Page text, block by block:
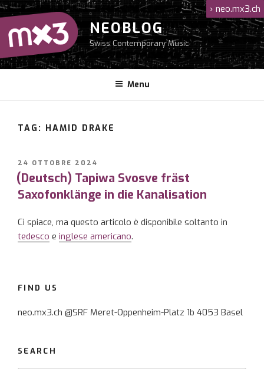
Salta
al
contenuto
NEOBLOG
Swiss Contemporary Music
Menu
› neo.mx3.ch
TAG: HAMID DRAKE
PUBBLICATO
IL
24 OTTOBRE 2024
(Deutsch) Tapiwa Svosve fräst
Saxofonklänge in die Kanalisation
Ci spiace, ma questo articolo è disponibile soltanto in
tedesco e inglese americano.
FIND US
neo.mx3.ch @SRF Meret-Oppenheim-Platz 1b 4053 Basel
SEARCH